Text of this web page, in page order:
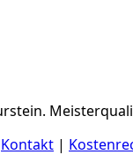
Kontakt |